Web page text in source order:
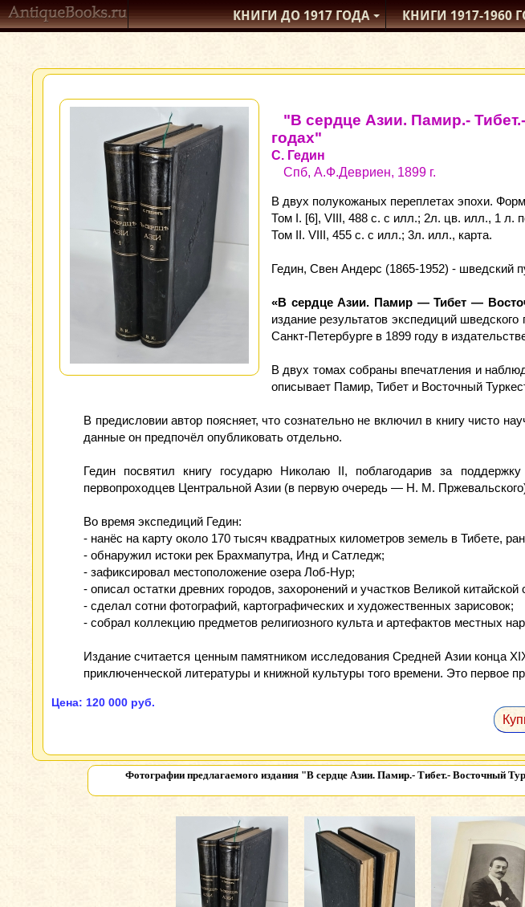
КНИГИ ДО 1917ГОДА КНИГИ1917-1960
"В сердце Азии. Памир.-
годах"
С. Гедин
Спб, А.Ф.Девриен, 1899 г.
В двух полукожаных переплетах эпохи.
Том I. [6], VIII, 488 с. с илл.; 2л. цв. илл., 1 л.
Том II. VIII, 455 с. с илл.; 3л. илл., карта.
Гедин, Свен Андерс (1865-1952) - шведский
«В сердце Азии. Памир — Тибет —
издание результатов экспедиций
Санкт‑Петербурге в 1899 году в
В двух томах собраны впечатления и
описывает Памир, Тибет и Восточный
В предисловии автор поясняет, что сознательно не включил в книгу чисто
данные он предпочёл опубликовать отдельно.
Гедин посвятил книгу государю Николаю II, поблагодарив за
первопроходцев Центральной Азии (в первую очередь — Н. М.
Во время экспедиций Гедин:
- нанёс на карту около 170 тысяч квадратных километров земель в Тибете,
- обнаружил истоки рек Брахмапутра, Инд и Сатледж;
- зафиксировал местоположение озера Лоб‑Нур;
- описал остатки древних городов, захоронений и участков Великой
- сделал сотни фотографий, картографических и художественных зарисовок;
- собрал коллекцию предметов религиозного культа и артефактов местных
Издание считается ценным памятником исследования Средней Азии конца
приключенческой литературы и книжной культуры того времени. Это первое
Цена: 120 000 руб.
Фотографии предлагаемого издания "В сердце Азии. Памир.- Тибет.- Восточный